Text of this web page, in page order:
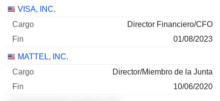
Empresas Cargo
VISA, INC.
Director Financiero/CFO
01/08/2023
MATTEL, INC.
Director/Miembro de la Junta
10/06/2020